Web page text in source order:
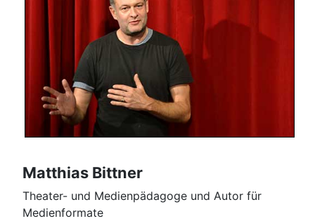
Matthias Bittner
Theater- und Medienpädagoge und Autor für
Medienformate